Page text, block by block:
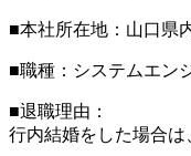
■本社所在地：山口県
■職種：システムエン
■退職理由：
行内結婚をした場合